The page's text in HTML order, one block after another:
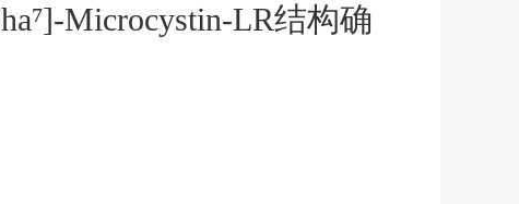
Microcystin-LR结构确